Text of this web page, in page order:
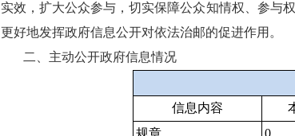
实效，扩大公众参与，切实保障公众知情权、参与
更好地发挥政府信息公开对依法治邮的促进作用。
二、 主动公开政府信息情况
信息内容
规章
0